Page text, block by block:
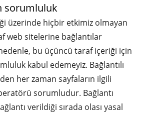
sorumluluk
üzerinde hiçbir etkimiz olmayan
web sitelerine bağlantılar
bu üçüncü taraf içeriği için
kabul edemeyiz. Bağlantılı
her zaman sayfaların ilgili
sorumludur. Bağlantı
verildiği sırada olası yasal